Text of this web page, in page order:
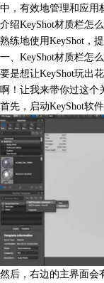
中，有效地管理和应用
介绍KeyShot材质栏怎
熟练地使用KeyShot，
一、KeyShot材质栏怎
要是想让KeyShot玩出
啊！让我来带你过这个
首先，启动KeyShot软件
然后，右边的主界面会